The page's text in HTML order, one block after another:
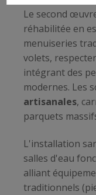
Le second
réhabilitée en
menuiseries
volets,
intégrant des
modernes. Les
artisanales,
parquets
L'installation
salles d'eau
alliant
traditionnels